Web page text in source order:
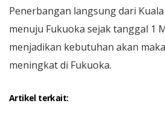
Penerbangan langsung dari
menuju Fukuoka sejak tanggal 1
menjadikan kebutuhan akan
meningkat di Fukuoka.
Artikel terkait: